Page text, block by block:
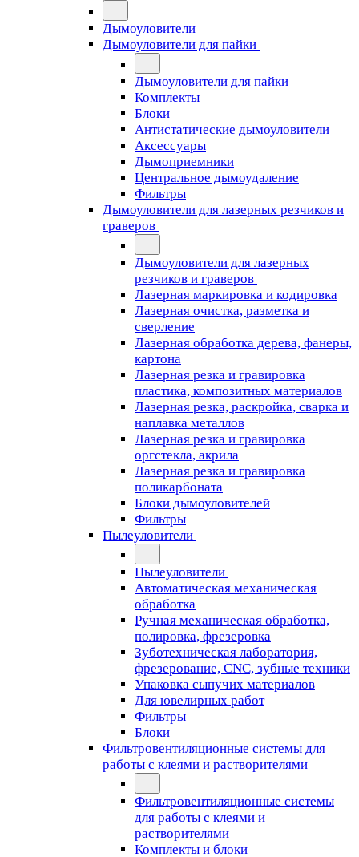
Дымоуловители
Дымоуловители для пайки
Дымоуловители для пайки
Комплекты
Блоки
Антистатические дымоуловители
Аксессуары
Дымоприемники
Центральное дымоудаление
Фильтры
Дымоуловители для лазерных резчиков и
граверов
Дымоуловители для лазерных
резчиков и граверов
Лазерная маркировка и кодировка
Лазерная очистка, разметка и
сверление
Лазерная обработка дерева, фанеры,
картона
Лазерная резка и гравировка
пластика, композитных материалов
Лазерная резка, раскройка, сварка и
наплавка металлов
Лазерная резка и гравировка
оргстекла, акрила
Лазерная резка и гравировка
поликарбоната
Блоки дымоуловителей
Фильтры
Пылеуловители
Пылеуловители
Автоматическая механическая
обработка
Ручная механическая обработка,
полировка, фрезеровка
Зуботехническая лаборатория,
фрезерование, CNC, зубные техники
Упаковка сыпучих материалов
Для ювелирных работ
Фильтры
Блоки
Фильтровентиляционные системы для
работы с клеями и растворителями
Фильтровентиляционные системы
для работы с клеями и
растворителями
Комплекты и блоки